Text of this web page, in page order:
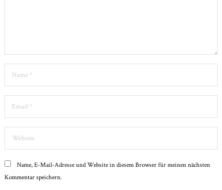
Name, E-Mail-Adresse und Website in diesem Browser für meinen nächsten
Kommentar speichern.